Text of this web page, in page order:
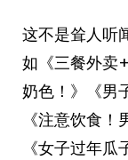
这不是耸人听
如《三餐外卖
奶色！》《男
《注意饮食！
《女子过年